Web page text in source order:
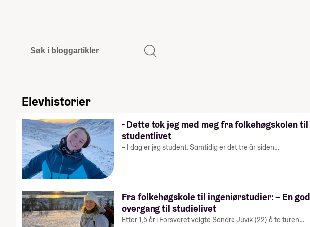
Elevhistorier
- Dette tok jeg med meg fra folkehøgskolen til
studentlivet
– I dag er jeg student. Samtidig er det tre år siden…
Fra folkehøgskole til ingeniørstudier: – En god
overgang til studielivet
Etter 1,5 år i Forsvaret valgte Sondre Juvik (22) å ta turen…